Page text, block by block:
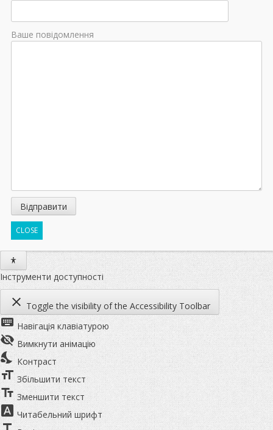
Ваше повідомлення
CLOSE
Інструменти доступності
close Toggle the visibility of the Accessibility Toolbar
keyboard Навігація клавіатурою
visibility_off Вимкнути анімацію
nights_stay Контраст
format_size Збільшити текст
text_fields Зменшити текст
font_download Читабельний шрифт